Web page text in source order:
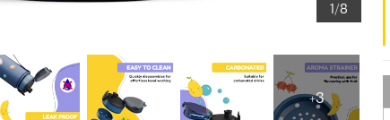
1/8
+3